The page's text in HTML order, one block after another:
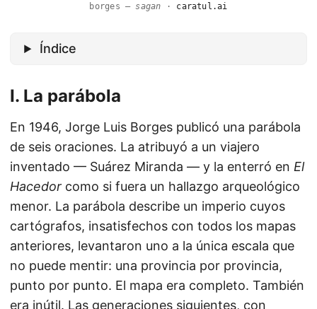
borges —sagan · caratul.ai
Índice
I. La parábola
En 1946, Jorge Luis Borges publicó una parábola
de seis oraciones. La atribuyó a un viajero
inventado — Suárez Miranda — y la enterró en El
Hacedor como si fuera un hallazgo arqueológico
menor. La parábola describe un imperio cuyos
cartógrafos, insatisfechos con todos los mapas
anteriores, levantaron uno a la única escala que
no puede mentir: una provincia por provincia,
punto por punto. El mapa era completo. También
era inútil. Las generaciones siguientes, con